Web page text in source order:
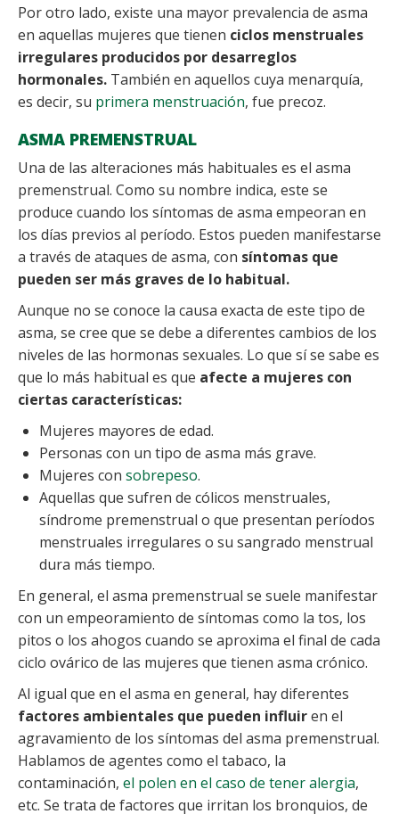
Por otro lado, existe una mayor prevalencia de asma
en aquellas mujeres que tienen ciclos menstruales
irregulares producidos por desarreglos
hormonales. También en aquellos cuya menarquía,
es decir, su primera menstruación, fue precoz.
ASMA PREMENSTRUAL
Una de las alteraciones más habituales es el asma
premenstrual. Como su nombre indica, este se
produce cuando los síntomas de asma empeoran en
los días previos al período. Estos pueden manifestarse
a través de ataques de asma, con síntomas que
pueden ser más graves de lo habitual.
Aunque no se conoce la causa exacta de este tipo de
asma, se cree que se debe a diferentes cambios de los
niveles de las hormonas sexuales. Lo que sí se sabe es
que lo más habitual es que afecte a mujeres con
ciertas características:
Mujeres mayores de edad.
Personas con un tipo de asma más grave.
Mujeres con sobrepeso.
Aquellas que sufren de cólicos menstruales,
síndrome premenstrual o que presentan períodos
menstruales irregulares o su sangrado menstrual
dura más tiempo.
En general, el asma premenstrual se suele manifestar
con un empeoramiento de síntomas como la tos, los
pitos o los ahogos cuando se aproxima el final de cada
ciclo ovárico de las mujeres que tienen asma crónico.
Al igual que en el asma en general, hay diferentes
factores ambientales que pueden influiren el
agravamiento de los síntomas del asma premenstrual.
Hablamos de agentes como el tabaco, la
contaminación, el polen en el caso de tener alergia,
etc. Se trata de factores que irritan los bronquios, de